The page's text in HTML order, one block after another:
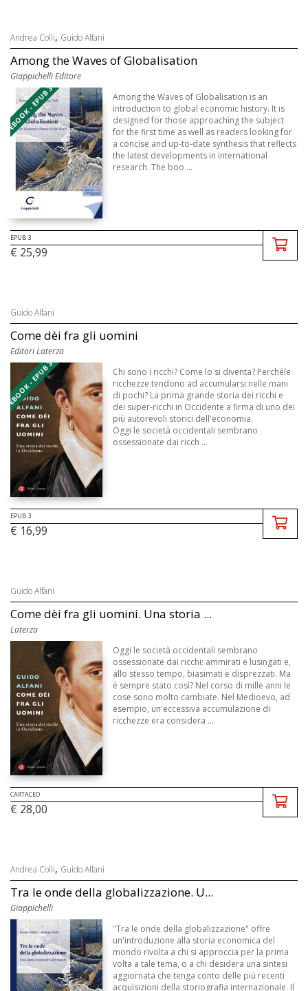
Andrea Colli, Guido Alfani
Among the Waves of Globalisation
Giappichelli Editore
EBOOK - EPUB 3
Among the Waves of Globalisation is an
introduction to global economic history. It is
designed for those approaching the subject
for the first time as well as readers looking for
a concise and up-to-date synthesis that reflects
the latest developments in international
research. The boo ...
EPUB 3
€ 25,99
Guido Alfani
Come dèi fra gli uomini
Editori Laterza
EBOOK - EPUB 3
Chi sono i ricchi? Come lo si diventa? Perchéle
ricchezze tendono ad accumularsi nelle mani
di pochi? La prima grande storia dei ricchi e
dei super-ricchi in Occidente a firma di uno dei
più autorevoli storici dell'economia.
Oggi le società occidentali sembrano
ossessionate dai ricch ...
EPUB 3
€ 16,99
Guido Alfani
Come dèi fra gli uomini. Una storia ...
Laterza
Oggi le società occidentali sembrano
ossessionate dai ricchi: ammirati e lusingati e,
allo stesso tempo, biasimati e disprezzati. Ma
è sempre stato così? Nel corso di mille anni le
cose sono molto cambiate. Nel Medioevo, ad
esempio, un'eccessiva accumulazione di
ricchezze era considera ...
CARTACEO
€ 28,00
Andrea Colli, Guido Alfani
Tra le onde della globalizzazione. U...
Giappichelli
"Tra le onde della globalizzazione" offre
un'introduzione alla storia economica del
mondo rivolta a chi si approccia per la prima
volta a tale tema, o a chi desidera una sintesi
aggiornata che tenga conto delle più recenti
acquisizioni della storiografia internazionale. Il